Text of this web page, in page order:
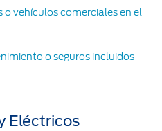
vehículos comerciales en el
o seguros incluidos
Eléctricos